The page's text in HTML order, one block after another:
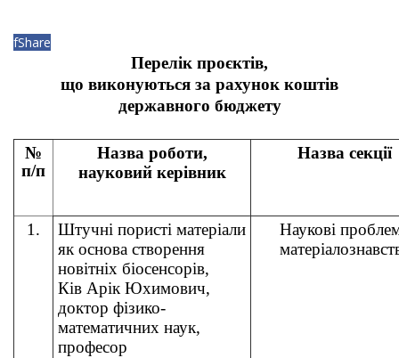
fShare
Перелік проєктів,
що виконуються за рахунок коштів
державного бюджету
№
п/п
Назва роботи,
науковий керівник
Назва секції
1.
Штучні пористі матеріали
як основа створення
новітніх біосенсорів,
Ків Арік Юхимович,
доктор фізико-
математичних наук,
професор
Наукові